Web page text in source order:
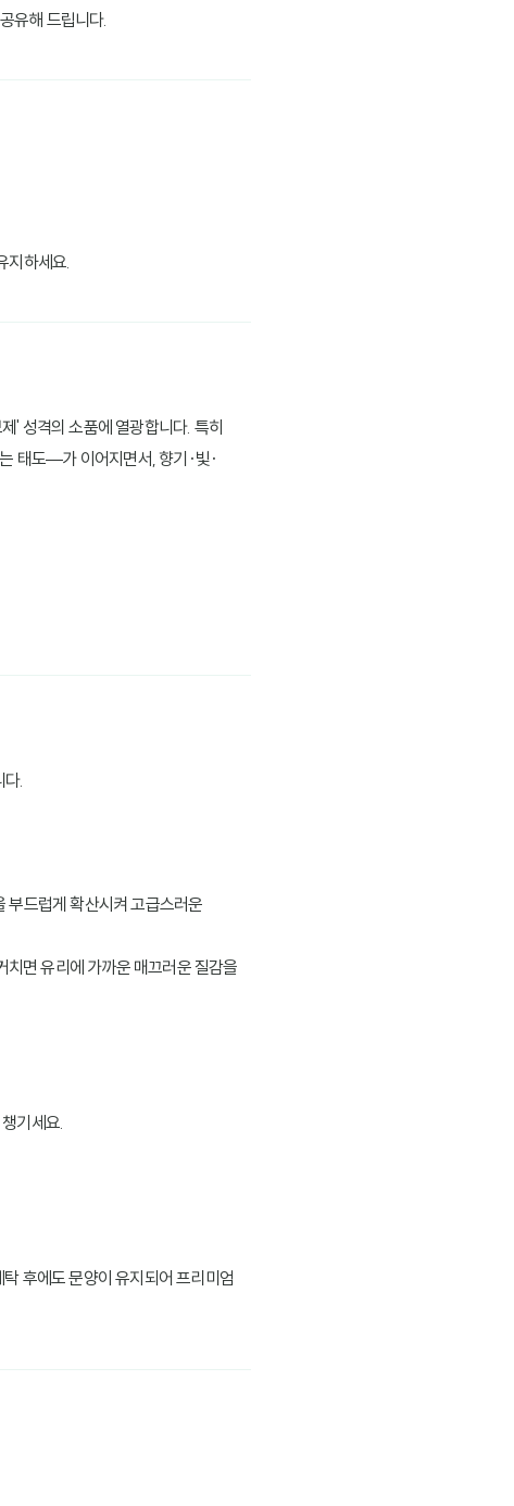
유해 드립니다.
지하세요.
' 성격의 소품에 열광합니다. 특히
태도—가 이어지면서, 향기·빛·
.
부드럽게 확산시켜 고급스러운
면 유리에 가까운 매끄러운 질감을
기세요.
후에도 문양이 유지되어 프리미엄